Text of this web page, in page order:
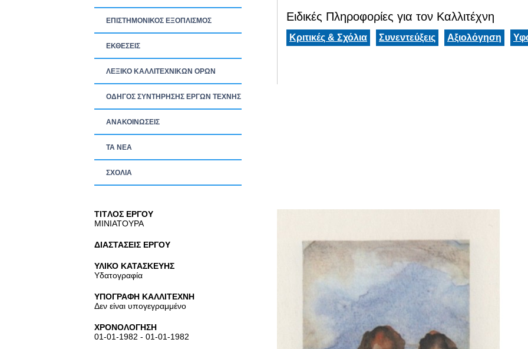
ΕΠΙΣΤΗΜΟΝΙΚΟΣ ΕΞΟΠΛΙΣΜΟΣ
ΕΚΘΕΣΕΙΣ
ΛΕΞΙΚΟ ΚΑΛΛΙΤΕΧΝΙΚΩΝ ΟΡΩΝ
ΟΔΗΓΟΣ ΣΥΝΤΗΡΗΣΗΣ ΕΡΓΩΝ ΤΕΧΝΗΣ
ΑΝΑΚΟΙΝΩΣΕΙΣ
ΤΑ ΝEΑ
ΣΧΟΛΙΑ
Ειδικές Πληροφορίες για τον Καλλιτέχνη
Κριτικές & Σχόλια Συνεντεύξεις Αξιολόγηση
TITΛΟΣ ΕΡΓΟΥ
ΜΙΝΙΑΤΟΥΡΑ
ΔΙΑΣΤΑΣΕΙΣ ΕΡΓΟΥ
ΥΛΙΚΟ ΚΑΤΑΣΚΕΥΗΣ
Υδατογραφία
ΥΠΟΓΡΑΦΗ ΚΑΛΛΙΤΕΧΝΗ
Δεν είναι υπογεγραμμένο
ΧΡΟΝΟΛΟΓΗΣΗ
01-01-1982 - 01-01-1982